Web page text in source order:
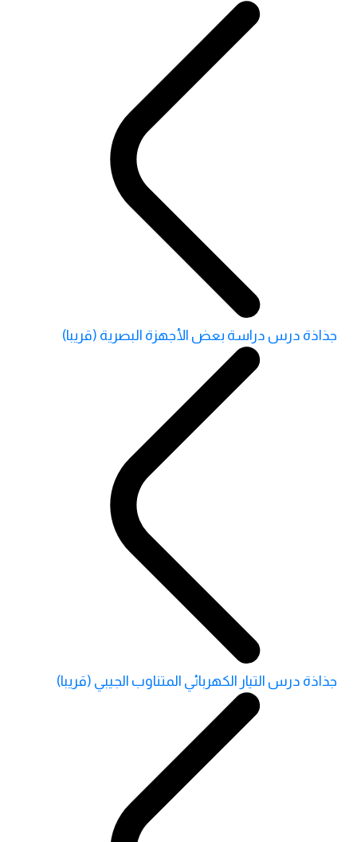
جذاذة درس دراسة بعض الأجهزة البصرية (قريبا)
جذاذة درس التيار الكهربائي المتناوب الجيبي (قريبا)